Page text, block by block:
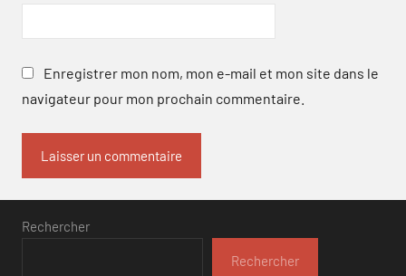
Enregistrer mon nom, mon e-mail et mon site dans le
navigateur pour mon prochain commentaire.
Rechercher
Rechercher